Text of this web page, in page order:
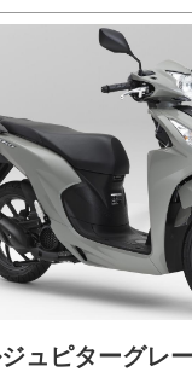
ュピターグレー